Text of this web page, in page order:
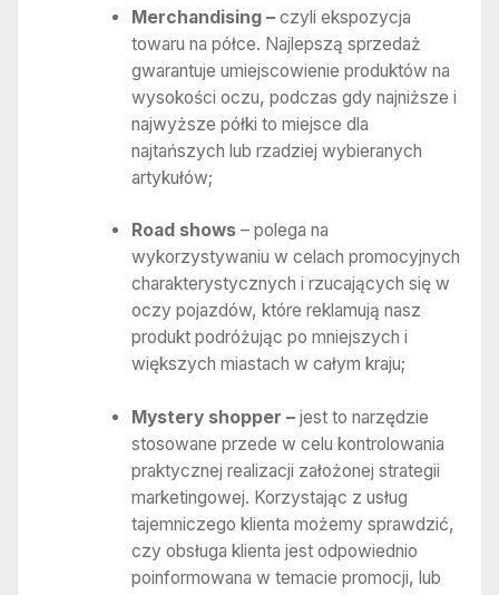
Merchandising –czyli ekspozycja
towaru na półce. Najlepszą sprzedaż
gwarantuje umiejscowienie produktów na
wysokości oczu, podczas gdy najniższe i
najwyższe półki to miejsce dla
najtańszych lub rzadziej wybieranych
artykułów;
Road shows– polega na
wykorzystywaniu w celach promocyjnych
charakterystycznych i rzucających się w
oczy pojazdów, które reklamują nasz
produkt podróżując po mniejszych i
większych miastach w całym kraju;
Mystery shopper –jest to narzędzie
stosowane przede w celu kontrolowania
praktycznej realizacji założonej strategii
marketingowej. Korzystając z usług
tajemniczego klienta możemy sprawdzić,
czy obsługa klienta jest odpowiednio
poinformowana w temacie promocji, lub